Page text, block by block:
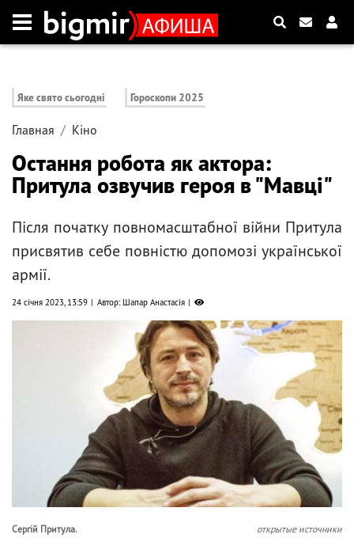
Яке свято сьогодні Гороскопи 2025
Главная Кіно
Остання робота як актора:
Притула озвучив героя в "Мавці"
Після початку повномасштабної війни Притула
присвятив себе повністю допомозі української
армії.
24 січня 2023, 13:59 Автор: Шапар Анастасія
Сергій Притула. открытые источники